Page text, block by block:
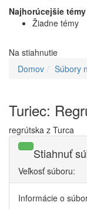
Najhorúcejšie témy
Žiadne témy
Na stiahnutie
Domov
Súbory
Turiec:
regrútska z Turca
Stiahnuť
Veľkosť súboru:
Informácie o